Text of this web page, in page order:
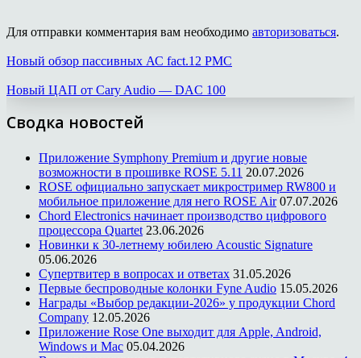
Для отправки комментария вам необходимо авторизоваться.
Новый обзор пассивных АС fact.12 PMC
Новый ЦАП от Cary Audio — DAC 100
Сводка новостей
Приложение Symphony Premium и другие новые
возможности в прошивке ROSE 5.11 20.07.2026
ROSE официально запускает микростример RW800 и
мобильное приложение для него ROSE Air 07.07.2026
Chord Electronics начинает производство цифрового
процессора Quartet 23.06.2026
Новинки к 30-летнему юбилею Acoustic Signature
05.06.2026
Супертвитер в вопросах и ответах 31.05.2026
Первые беспроводные колонки Fyne Audio 15.05.2026
Награды «Выбор редакции-2026» у продукции Chord
Company 12.05.2026
Приложение Rose One выходит для Apple, Android,
Windows и Mac 05.04.2026